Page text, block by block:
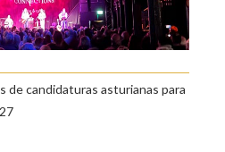
de candidaturas asturianas para